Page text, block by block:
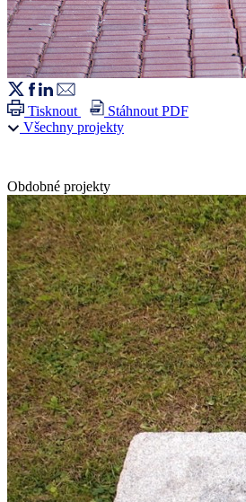
Tisknout
Stáhnout PDF
Všechny projekty
Obdobné projekty